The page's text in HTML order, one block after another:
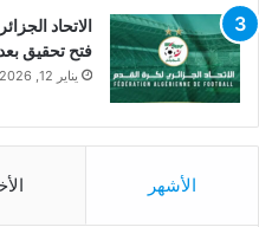
الاتحاد
فتح تحقيق بعد
يناير 12, 2026
الأشهر